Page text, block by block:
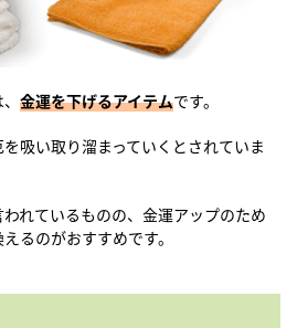
金運を下げるアイテムです。
吸い取り溜まっていくとされていま
れているものの、金運アップのため
るのがおすすめです。